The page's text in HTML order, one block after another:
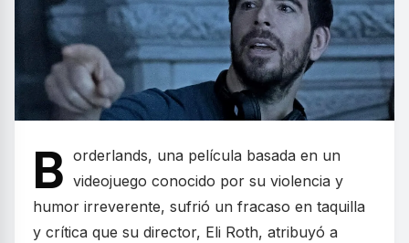
B orderlands, una película basada en un
videojuego conocido por su violencia y
humor irreverente, sufrió un fracaso en taquilla
y crítica que su director, Eli Roth, atribuyó a